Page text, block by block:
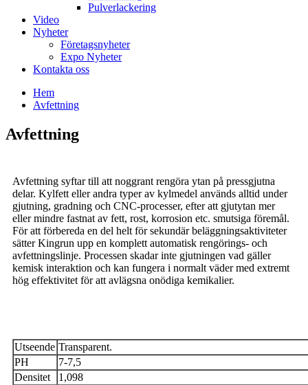
Pulverlackering
Video
Nyheter
Företagsnyheter
Expo Nyheter
Kontakta oss
Hem
Avfettning
Avfettning
Avfettning syftar till att noggrant rengöra ytan på pressgjutna
delar. Kylfett eller andra typer av kylmedel används alltid under
gjutning, gradning och CNC-processer, efter att gjutytan mer
eller mindre fastnat av fett, rost, korrosion etc. smutsiga föremål.
För att förbereda en del helt för sekundär beläggningsaktiviteter
sätter Kingrun upp en komplett automatisk rengörings- och
avfettningslinje. Processen skadar inte gjutningen vad gäller
kemisk interaktion och kan fungera i normalt väder med extremt
hög effektivitet för att avlägsna onödiga kemikalier.
Utseende Transparent.
PH
7-7,5
Densitet
1,098